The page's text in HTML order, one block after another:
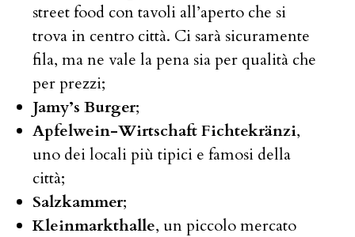
street food con tavoli all’aperto che si
trova in centro città. Ci sarà sicuramente
fila, ma ne vale la pena sia per qualità che
per prezzi;
Jamy’s Burger;
Apfelwein-Wirtschaft Fichtekränzi,
uno dei locali più tipici e famosi della
città;
Salzkammer;
Kleinmarkthalle, un piccolo mercato